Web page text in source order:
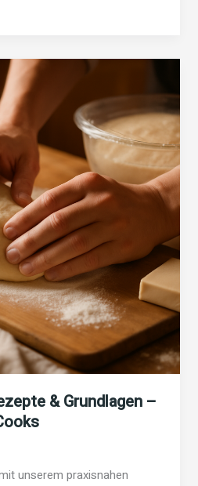
& Grundlagen –
unserem praxisnahen